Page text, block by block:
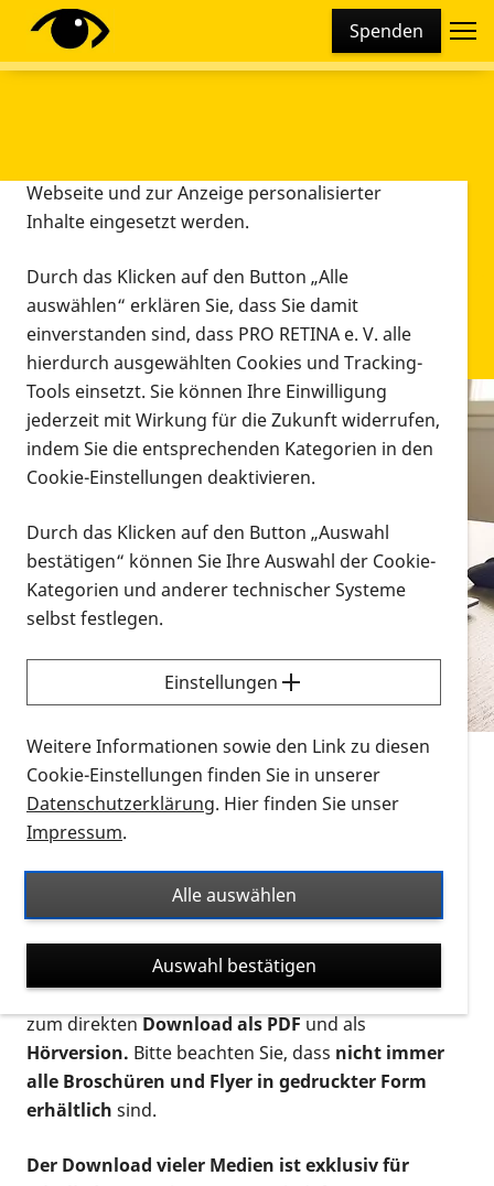
Spenden
Infomaterial
Infomaterial
Vorlesen
Alle Infomaterialien in verschiedenen
Formaten an einem Ort
Sie möchten wissen, wie Sie nach Infonmaterial
suchen und dieses bestellen bzw. herunterladen
können? Schauen Sie sich dieErklärvideos zum
Thema Infomaterial auf der PRO RETINA-Website
für blinde und sehbehinderte Menschen an.
Auf dieser Seite finden Sie sämtliches Infomaterial
Ort. Nutzen Sie den Formatfilter, um ausschließlich
nach Flyern und Broschüren, Audios oder Videos zu
suchen. Die meisten Flyer und Broschüren werden in
verschiedenen Formaten angeboten: zur
postalischen Bestellung als gedruckte Variante
zum direktenDownload als PDFund als
Hörversion. Bitte beachten Sie, dass nicht immer
alle Broschüren und Flyer in gedruckter Form
erhältlich sind.
Der Download vieler Medien ist exklusiv für
Diese Webseite setzt verschiedene Cookies und
Tracking-Tools ein. Dies beinhaltet Cookies und
Webseite und zur Anzeige personalisierter
Inhalte eingesetzt werden.
Durch das Klicken auf den Button „Alle
auswählen“ erklären Sie, dass Sie damit
einverstanden sind, dass PRO RETINA e. V. alle
hierdurch ausgewählten Cookies und Tracking-
Tools einsetzt. Sie können Ihre Einwilligung
jederzeit mit Wirkung für die Zukunft widerrufen,
indem Sie die entsprechenden Kategorien in den
Cookie-Einstellungen deaktivieren.
Durch das Klicken auf den Button „Auswahl
bestätigen“ können Sie Ihre Auswahl der Cookie-
Kategorien und anderer technischer Systeme
selbst festlegen.
Einstellungen
Weitere Informationen sowie den Link zu diesen
Cookie-Einstellungen finden Sie in unserer
Datenschutzerklärung. Hier finden Sie unser
Impressum.
Alle auswählen
Auswahl bestätigen